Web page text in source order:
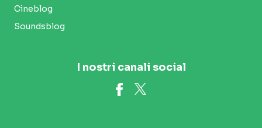
Cineblog
Soundsblog
I nostri canali social